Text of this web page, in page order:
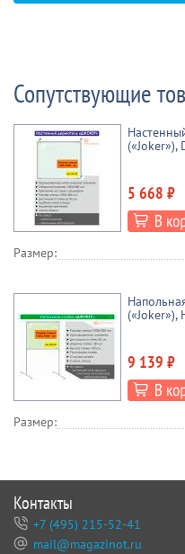
Сопутствующие
(«Joker»),
5 668 ₽
Размер:
(«Joker»),
9 139 ₽
Размер:
Контакты
+7 (495) 215-52-41
mail@magazinot.ru